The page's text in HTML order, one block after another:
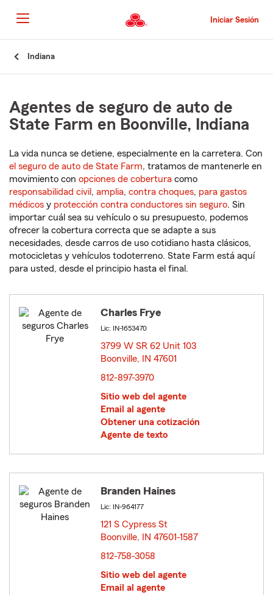
al
contenido
principal
Iniciar Sesión
Indiana
Agentes de seguro de auto de
State Farm en Boonville, Indiana
La vida nunca se detiene, especialmente en la carretera. Con
el seguro de auto de State Farm, tratamos de mantenerle en
movimiento con opciones de cobertura como
responsabilidad civil , amplia, contra choques, para gastos
médicos y protección contra conductores sin seguro. Sin
importar cuál sea su vehículo o su presupuesto, podemos
ofrecer la cobertura correcta que se adapte a sus
necesidades, desde carros de uso cotidiano hasta clásicos,
motocicletas y vehículos todoterreno. State Farm está aquí
para usted, desde el principio hasta el final.
Charles Frye
Lic: IN-1653470
3799 W SR 62 Unit 103
Boonville, IN 47601
812-897-3970
Sitio web del agente
Email al agente
Obtener una cotización
Agente de texto
Branden Haines
Lic: IN-964177
121 S Cypress St
Boonville, IN 47601-1587
812-758-3058
Sitio web del agente
Email al agente